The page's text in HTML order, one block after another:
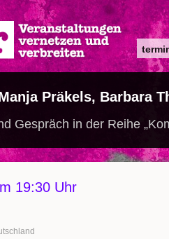
Main
Präkels, Barbara
Gespräch in der Reihe
19:30 Uhr